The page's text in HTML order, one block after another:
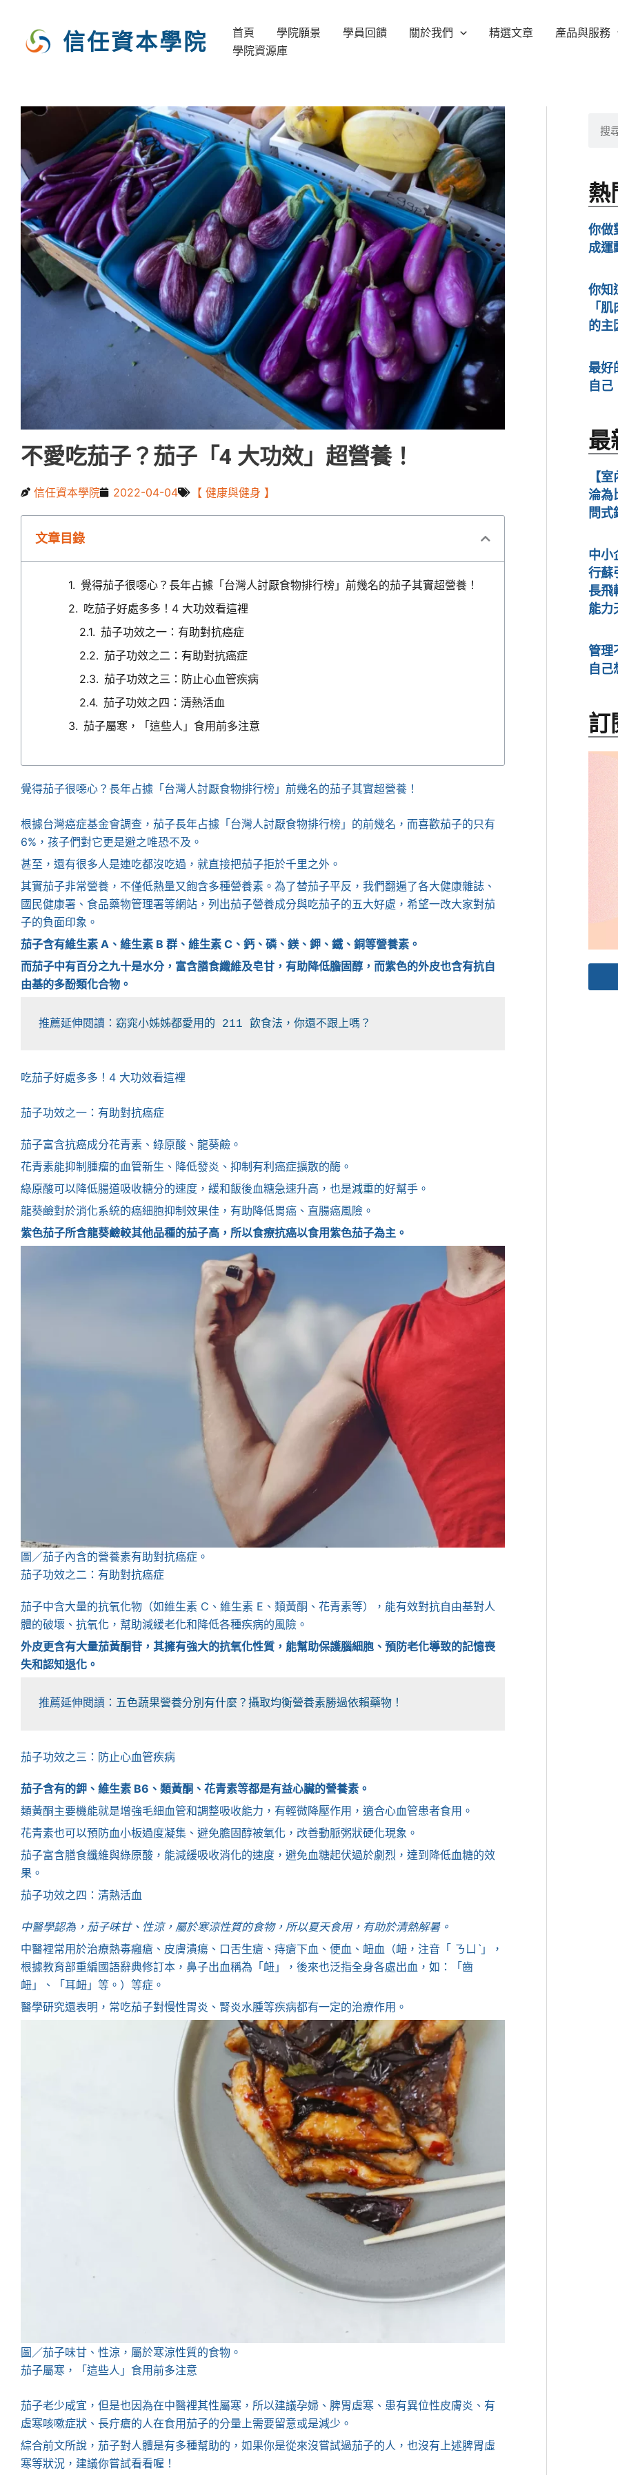
信任資本學院 首頁 學院願景 學員回饋 關於我們 精選文章
產品與服務
學院資源庫
不愛吃茄子？茄子「4 大功效」超營養！
信任資本學院 2022-04-04 【 健康與健身 】
文章目錄
覺得茄子很噁心？長年占據「台灣人討厭食物排行榜」前幾名的茄子其實超營養！
吃茄子好處多多！4 大功效看這裡
茄子功效之一：有助對抗癌症
茄子功效之二：有助對抗癌症
茄子功效之三：防止心血管疾病
茄子功效之四：清熱活血
茄子屬寒，「這些人」食用前多注意
覺得茄子很噁心？長年占據「台灣人討厭食物排行榜」前幾名的茄子其實超營養！
根據台灣癌症基金會調查，茄子長年占據「台灣人討厭食物排行榜」的前幾名，而喜歡茄子的只有
6%，孩子們對它更是避之唯恐不及。
甚至，還有很多人是連吃都沒吃過，就直接把茄子拒於千里之外。
其實茄子非常營養，不僅低熱量又飽含多種營養素。為了替茄子平反，我們翻遍了各大健康雜誌、
國民健康署、食品藥物管理署等網站，列出茄子營養成分與吃茄子的五大好處，希望一改大家對茄
子的負面印象。
茄子含有維生素 A、維生素 B 群、維生素 C、鈣、磷、鎂、鉀、鐵、銅等營養素。
而茄子中有百分之九十是水分，富含膳食纖維及皂甘，有助降低膽固醇，而紫色的外皮也含有抗自
由基的多酚類化合物。
推薦延伸閱讀： 窈窕小姊姊都愛用的 211 飲食法，你還不跟上嗎？
吃茄子好處多多！4 大功效看這裡
茄子功效之一：有助對抗癌症
茄子富含抗癌成分花青素、綠原酸、龍葵鹼。
花青素能抑制腫瘤的血管新生、降低發炎、抑制有利癌症擴散的酶。
綠原酸可以降低腸道吸收糖分的速度，緩和飯後血糖急速升高，也是減重的好幫手。
龍葵鹼對於消化系統的癌細胞抑制效果佳，有助降低胃癌、直腸癌風險。
紫色茄子所含龍葵鹼較其他品種的茄子高，所以食療抗癌以食用紫色茄子為主。
圖／茄子內含的營養素有助對抗癌症。
茄子功效之二：有助對抗癌症
茄子中含大量的抗氧化物（如維生素 C、維生素 E、類黃酮、花青素等），能有效對抗自由基對人
體的破壞、抗氧化，幫助減緩老化和降低各種疾病的風險。
外皮更含有大量茄黃酮苷，其擁有強大的抗氧化性質，能幫助保護腦細胞、預防老化導致的記憶喪
失和認知退化。
推薦延伸閱讀： 五色蔬果營養分別有什麼？攝取均衡營養素勝過依賴藥物！
茄子功效之三：防止心血管疾病
茄子含有的鉀、維生素 B6、類黃酮、花青素等都是有益心臟的營養素。
類黃酮主要機能就是增強毛細血管和調整吸收能力，有輕微降壓作用，適合心血管患者食用。
花青素也可以預防血小板過度凝集、避免膽固醇被氧化，改善動脈粥狀硬化現象。
茄子富含膳食纖維與綠原酸，能減緩吸收消化的速度，避免血糖起伏過於劇烈，達到降低血糖的效
果。
茄子功效之四：清熱活血
中醫學認為，茄子味甘、性涼，屬於寒涼性質的食物，所以夏天食用，有助於清熱解暑。
中醫裡常用於治療熱毒癰瘡、皮膚潰瘍、口舌生瘡、痔瘡下血、便血、衄血（衄，注音「 ㄋㄩˋ」，
根據教育部重編國語辭典修訂本，鼻子出血稱為「衄」，後來也泛指全身各處出血，如：「齒
衄」、「耳衄」等。）等症。
醫學研究還表明，常吃茄子對慢性胃炎、腎炎水腫等疾病都有一定的治療作用。
圖／茄子味甘、性涼，屬於寒涼性質的食物。
茄子屬寒，「這些人」食用前多注意
茄子老少咸宜，但是也因為在中醫裡其性屬寒，所以建議孕婦、脾胃虛寒、患有異位性皮膚炎、有
虛寒咳嗽症狀、長疔瘡的人在食用茄子的分量上需要留意或是減少。
綜合前文所說，茄子對人體是有多種幫助的，如果你是從來沒嘗試過茄子的人，也沒有上述脾胃虛
寒等狀況，建議你嘗試看看喔！
熱
你做
成運
你知
「
的主
最好
自己
最
【
淪為
問式
中小
行蘇
長飛
能力
管理
自己
訂